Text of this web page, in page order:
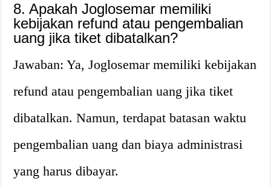
8. Apakah Joglosemar memiliki
kebijakan refund atau pengembalian
uang jika tiket dibatalkan?
Jawaban: Ya, Joglosemar memiliki kebijakan
refund atau pengembalian uang jika tiket
dibatalkan. Namun, terdapat batasan waktu
pengembalian uang dan biaya administrasi
yang harus dibayar.